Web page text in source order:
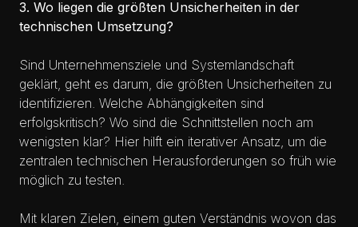
3. Wo liegen die größten Unsicherheiten in der
technischen Umsetzung?
Sind Unternehmensziele und Systemlandschaft
geklärt, geht es darum, die größten Unsicherheiten zu
identifizieren. Welche Abhängigkeiten sind
erfolgskritisch? Wo sind die Schnittstellen noch am
wenigsten klar? Hier hilft ein iterativer Ansatz, um die
zentralen technischen Herausforderungen so früh wie
möglich zu testen.
Mit klaren Zielen, einem guten Verständnis wovon das